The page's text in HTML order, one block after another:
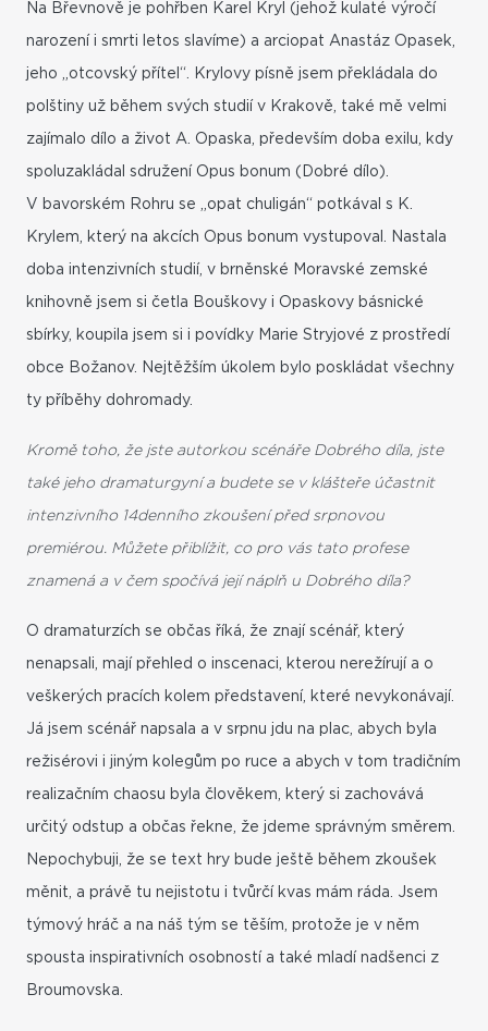
Na Břevnově je pohřben Karel Kryl (jehož kulaté výročí
narození i smrti letos slavíme) a arciopat Anastáz Opasek,
jeho „otcovský přítel“. Krylovy písně jsem překládala do
polštiny už během svých studií v Krakově, také mě velmi
zajímalo dílo a život A. Opaska, především doba exilu, kdy
spoluzakládal sdružení Opus bonum (Dobré dílo).
V bavorském Rohru se „opat chuligán“ potkával s K.
Krylem, který na akcích Opus bonum vystupoval. Nastala
doba intenzivních studií, v brněnské Moravské zemské
knihovně jsem si četla Bouškovy i Opaskovy básnické
sbírky, koupila jsem si i povídky Marie Stryjové z prostředí
obce Božanov. Nejtěžším úkolem bylo poskládat všechny
ty příběhy dohromady.
Kromě toho, že jste autorkou scénáře Dobrého díla, jste
také jeho dramaturgyní a budete se v klášteře účastnit
intenzivního 14denního zkoušení před srpnovou
premiérou. Můžete přiblížit, co pro vás tato profese
znamená a v čem spočívá její náplň u Dobrého díla?
O dramaturzích se občas říká, že znají scénář, který
nenapsali, mají přehled o inscenaci, kterou nerežírují a o
veškerých pracích kolem představení, které nevykonávají.
Já jsem scénář napsala a v srpnu jdu na plac, abych byla
režisérovi i jiným kolegům po ruce a abych v tom tradičním
realizačním chaosu byla člověkem, který si zachovává
určitý odstup a občas řekne, že jdeme správným směrem.
Nepochybuji, že se text hry bude ještě během zkoušek
měnit, a právě tu nejistotu i tvůrčí kvas mám ráda. Jsem
týmový hráč a na náš tým se těším, protože je v něm
spousta inspirativních osobností a také mladí nadšenci z
Broumovska.